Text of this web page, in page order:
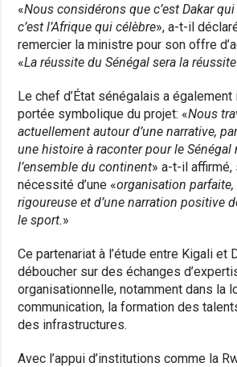
«Nous considérons que c’est Dakar
c’est l’Afrique qui célèbre», a-t-il
remercier la ministre pour son offre
«La réussite du Sénégal sera la
Le chef d’État sénégalais a
portée symbolique du projet: «Nous
actuellement autour d’une narrative,
une histoire à raconter pour le
l’ensemble du continent» a-t-il affirmé,
nécessité d’une «organisation parfaite,
rigoureuse et d’une narration positive
le sport.»
Ce partenariat à l’étude entre Kigali et
déboucher sur des échanges
organisationnelle, notamment dans la
communication, la formation des
des infrastructures.
Avec l’appui d’institutions comme la